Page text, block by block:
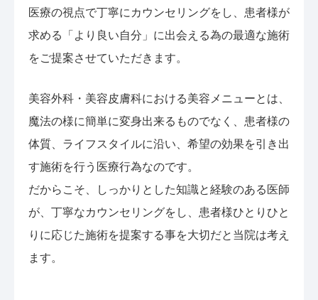
医療の視点で丁寧にカウンセリングをし、患者様が
求める「より良い自分」に出会える為の最適な施術
をご提案させていただきます。
美容外科・美容皮膚科における美容メニューとは、
魔法の様に簡単に変身出来るものでなく、患者様の
体質、ライフスタイルに沿い、希望の効果を引き出
す施術を行う医療行為なのです。
だからこそ、しっかりとした知識と経験のある医師
が、丁寧なカウンセリングをし、患者様ひとりひと
りに応じた施術を提案する事を大切だと当院は考え
ます。